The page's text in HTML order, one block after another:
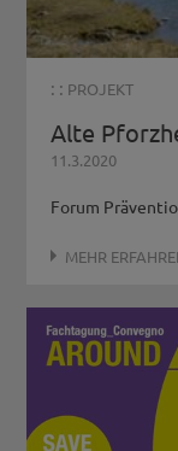
: : PROJEKT
Alte
11.3.2020
Forum
MEHR